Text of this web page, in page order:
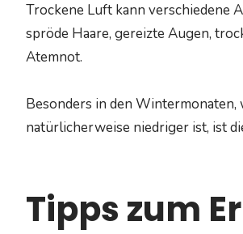
Trockene Luft kann verschiedene
spröde Haare, gereizte Augen,
Atemnot.
Besonders in den
natürlicherweise niedriger ist, ist
Tipps zum